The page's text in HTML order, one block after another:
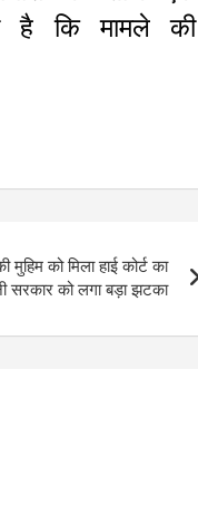
है कि मामले की
को मिला हाई कोर्ट का
सरकार को लगा बड़ा झटका